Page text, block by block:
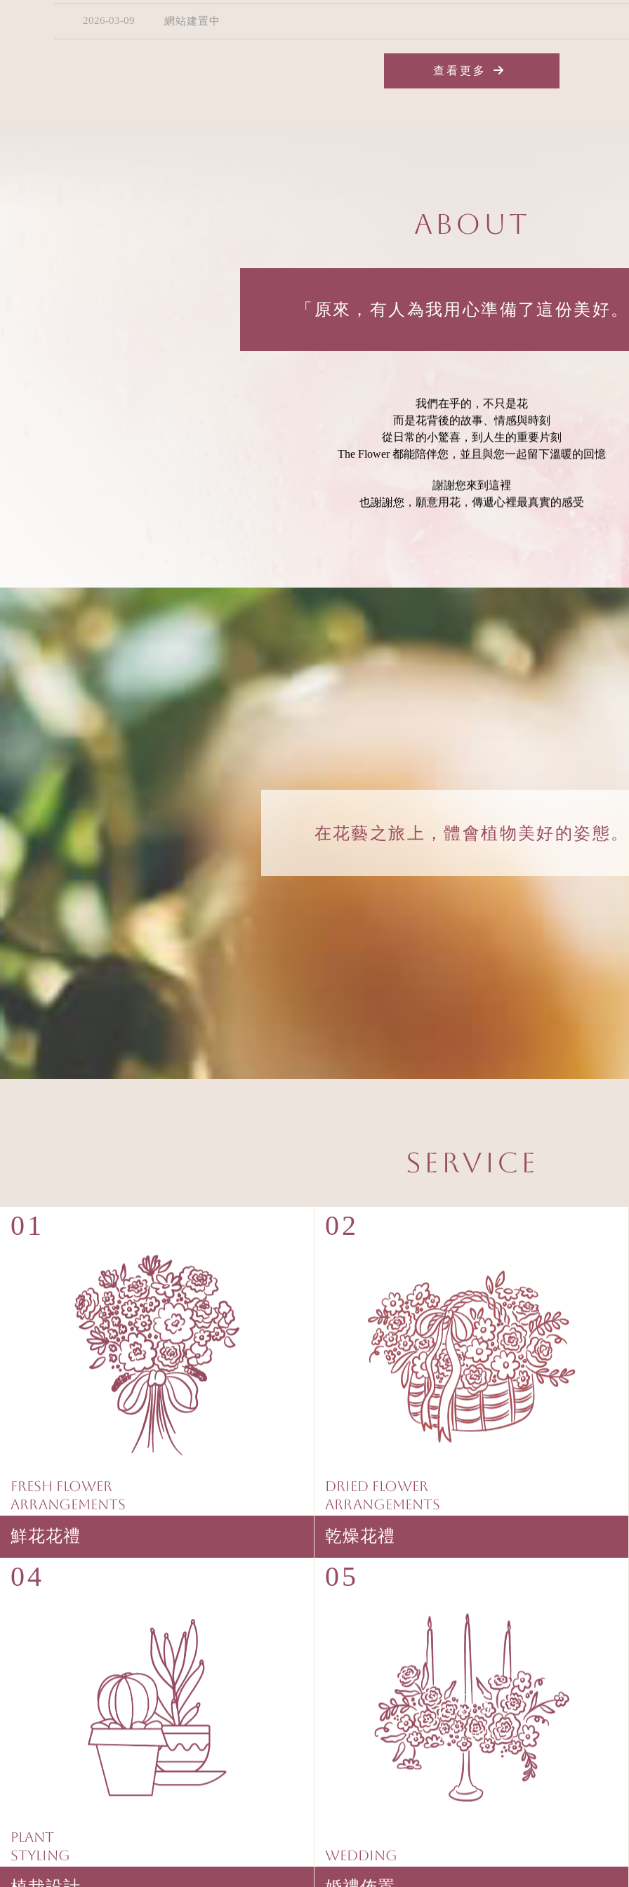
2026-03-09 網站建置中
查看更多
About
「原來，有人為我用心準備了這份美好
我們在乎的，不只是花
而是花背後的故事、情感與時刻
從日常的小驚喜，到人生的重要片刻
The Flower 都能陪伴您，並且與您一起留下溫暖的回憶
謝謝您來到這裡
也謝謝您，願意用花，傳遞心裡最真實的感受
在花藝之旅上，體會植物美好的姿態。
Service
Fresh Flower
Arrangements
鮮花花禮
Dried Flower
Arrangements
乾燥花禮
Plant
Styling
WEDDING